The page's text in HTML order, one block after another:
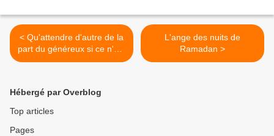
< Qu'attendre d'autre de la
part du généreux si ce n'est
sa générosité !
L'ange des nuits de
Ramadan >
Hébergé par Overblog
Top articles
Pages